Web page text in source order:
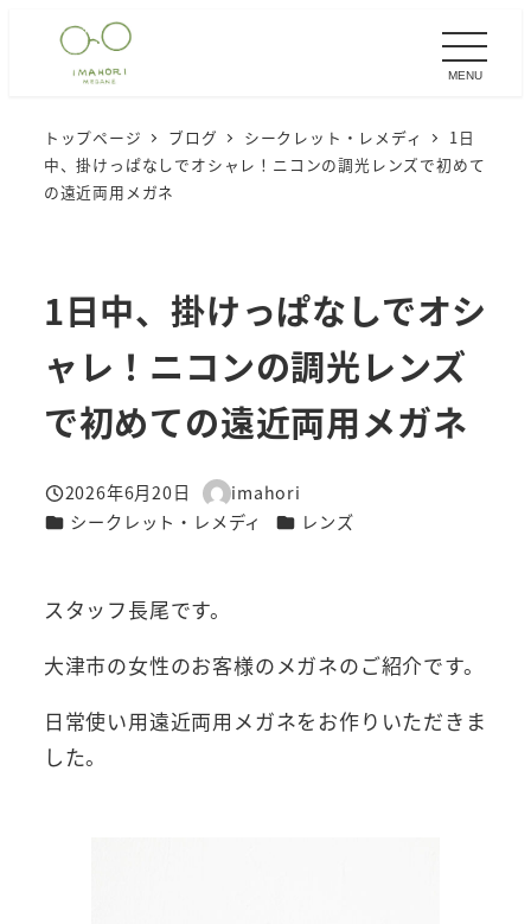
MENU
トップページ ブログ シークレット・レメディ
1日
中、掛けっぱなしでオシャレ！ニコンの調光レンズで初めて
の遠近両用メガネ
1日中、掛けっぱなしでオシ
ャレ！ニコンの調光レンズ
で初めての遠近両用メガネ
投稿日
2026年6月20日
著
者
imahori
カテゴリー
シークレット・レメディ カテゴリー
レンズ
スタッフ長尾です。
大津市の女性のお客様のメガネのご紹介です。
日常使い用遠近両用メガネをお作りいただきま
した。